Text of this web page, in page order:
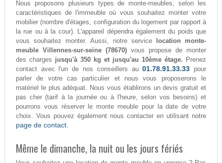
Nous proposons plusieurs types de monte-meubles, selon les
caractéristiques de l'immeuble où vous souhaitez monter votre
mobilier (nombre d'étages, configuration du logement par rapport à
la rue ou à la cour). L'appareil dépendra également du poids que
vous souhaitez monter. Aussi, notre service
location monte-
meuble Villennes-sur-seine (78670)vous propose de monter
des charges jusqu'à 350 kg et jusqu'au 10ème étage. Prenez
contact avec l'un de nos conseillers au01.78.91.33.33 pour
parler de votre cas particulier et nous vous proposerons le
matériel le plus adéquat. Nous vous établirons un devis gratuit et
pas cher (tarif à la journée ou à l'heure, selon vos besoins) et
pourrons vous réserver le monte meuble pour la date de votre
choix. Vous pouvez également nous contacter en utilisant notre
page de contact.
Même le dimanche, la nuit ou les jours fériés